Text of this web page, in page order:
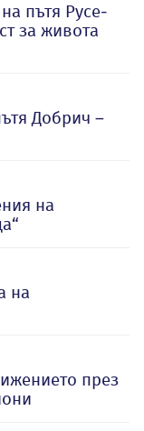
пътя Русе-
за живота
Добрич –
на
на
през